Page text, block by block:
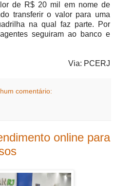
de R$ 20 mil em nome de
transferir o valor para uma
na qual faz parte. Por
seguiram ao banco e
Via: PCERJ
comentário:
online para